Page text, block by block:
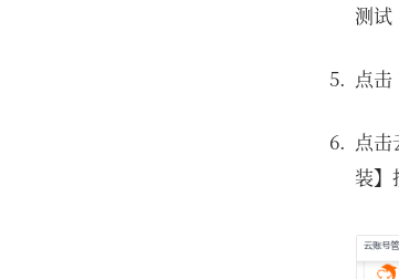
测试
点
点
装】